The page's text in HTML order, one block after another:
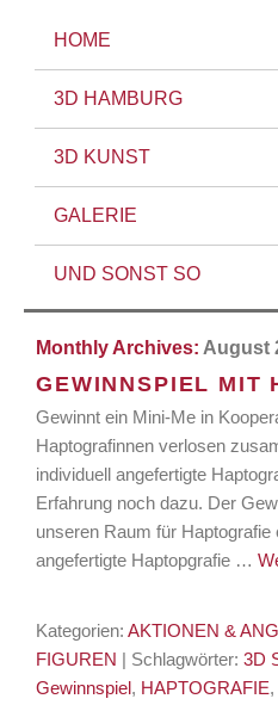
HOME
3D HAMBURG
3D KUNST
GALERIE
UND SONST SO
Monthly Archives: August
GEWINNSPIEL MIT
Gewinnt ein Mini-Me in
Haptografinnen verlosen
individuell angefertigte
Erfahrung noch dazu. Der
unseren Raum für Haptografie
angefertigte Haptopgrafie …
Kategorien:AKTIONEN &
FIGUREN | Schlagwörter:3D
Gewinnspiel, HAPTOGRAFIE,